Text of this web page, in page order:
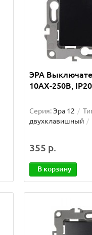
ЭРА
10АХ-250В,
Серия:Эра 12
двухклавишный
355 р.
В корзину